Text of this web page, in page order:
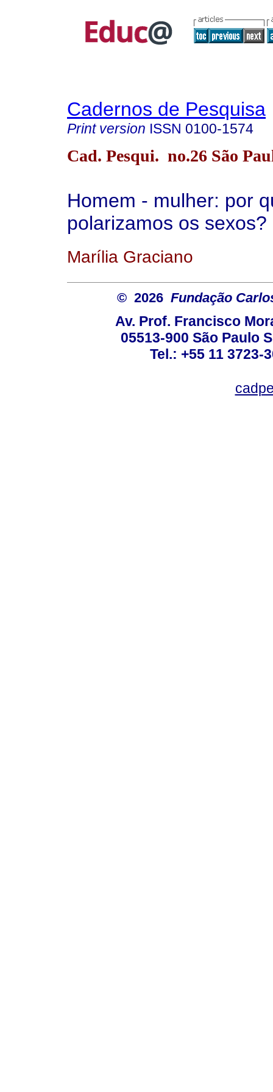
Cadernos de Pesquisa
Print version ISSN 0100-1574
Cad. Pesqui. no.26 São
Homem - mulher: por
polarizamos os sexos?
Marília Graciano
© 2026 Fundação
Av. Prof. Francisco
05513-900 São Paulo
Tel.: +55 11 3723-